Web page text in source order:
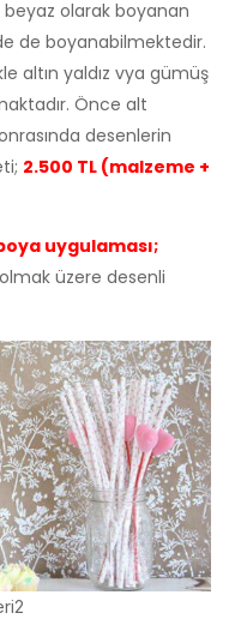
olarak boyanan
de boyanabilmektedir.
altın yaldız vya gümüş
Önce alt
desenlerin
2.500 TL (malzeme +
uygulaması;
üzere desenli